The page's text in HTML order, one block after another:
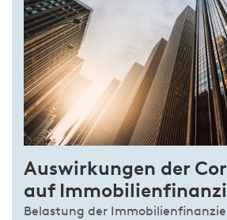
Auswirkungen der
auf
Belastung der